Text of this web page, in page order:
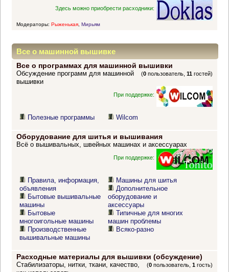
Здесь можно приобрести расходники:
Модераторы: Рыженькая, Мирьям
Все о машинной вышивке
Все о программах для машинной вышивки
(0 пользователь,11 гостей)
Обсуждение программ для машинной
вышивки
При поддержке:
Полезные программы Wilcom
Оборудование для шитья и вышивания
Всё о вышивальных, швейных машинах и аксессуарах
При поддержке:
Правила, информация,
объявления
Бытовые вышивальные
машины
Бытовые
многоигольные машины
Производственные
вышивальные машины
Машины для шитья
Дополнительное
оборудование и
аксессуары
Типичные для многих
машин проблемы
Всяко-разно
Расходные материалы для вышивки (обсуждение)
(0 пользователь,1 гость)
Стабилизаторы, нитки, ткани, качество,